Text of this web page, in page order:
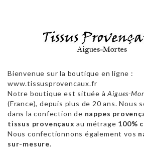
Bienvenue sur la boutique en ligne :
www.tissusprovencaux.fr
Notre boutique est située àAigues-
(France), depuis plus de 20 ans. Nous
dans la confection de nappes
tissus provençaux au métrage 100%
Nous confectionnons également vos
sur-mesure.